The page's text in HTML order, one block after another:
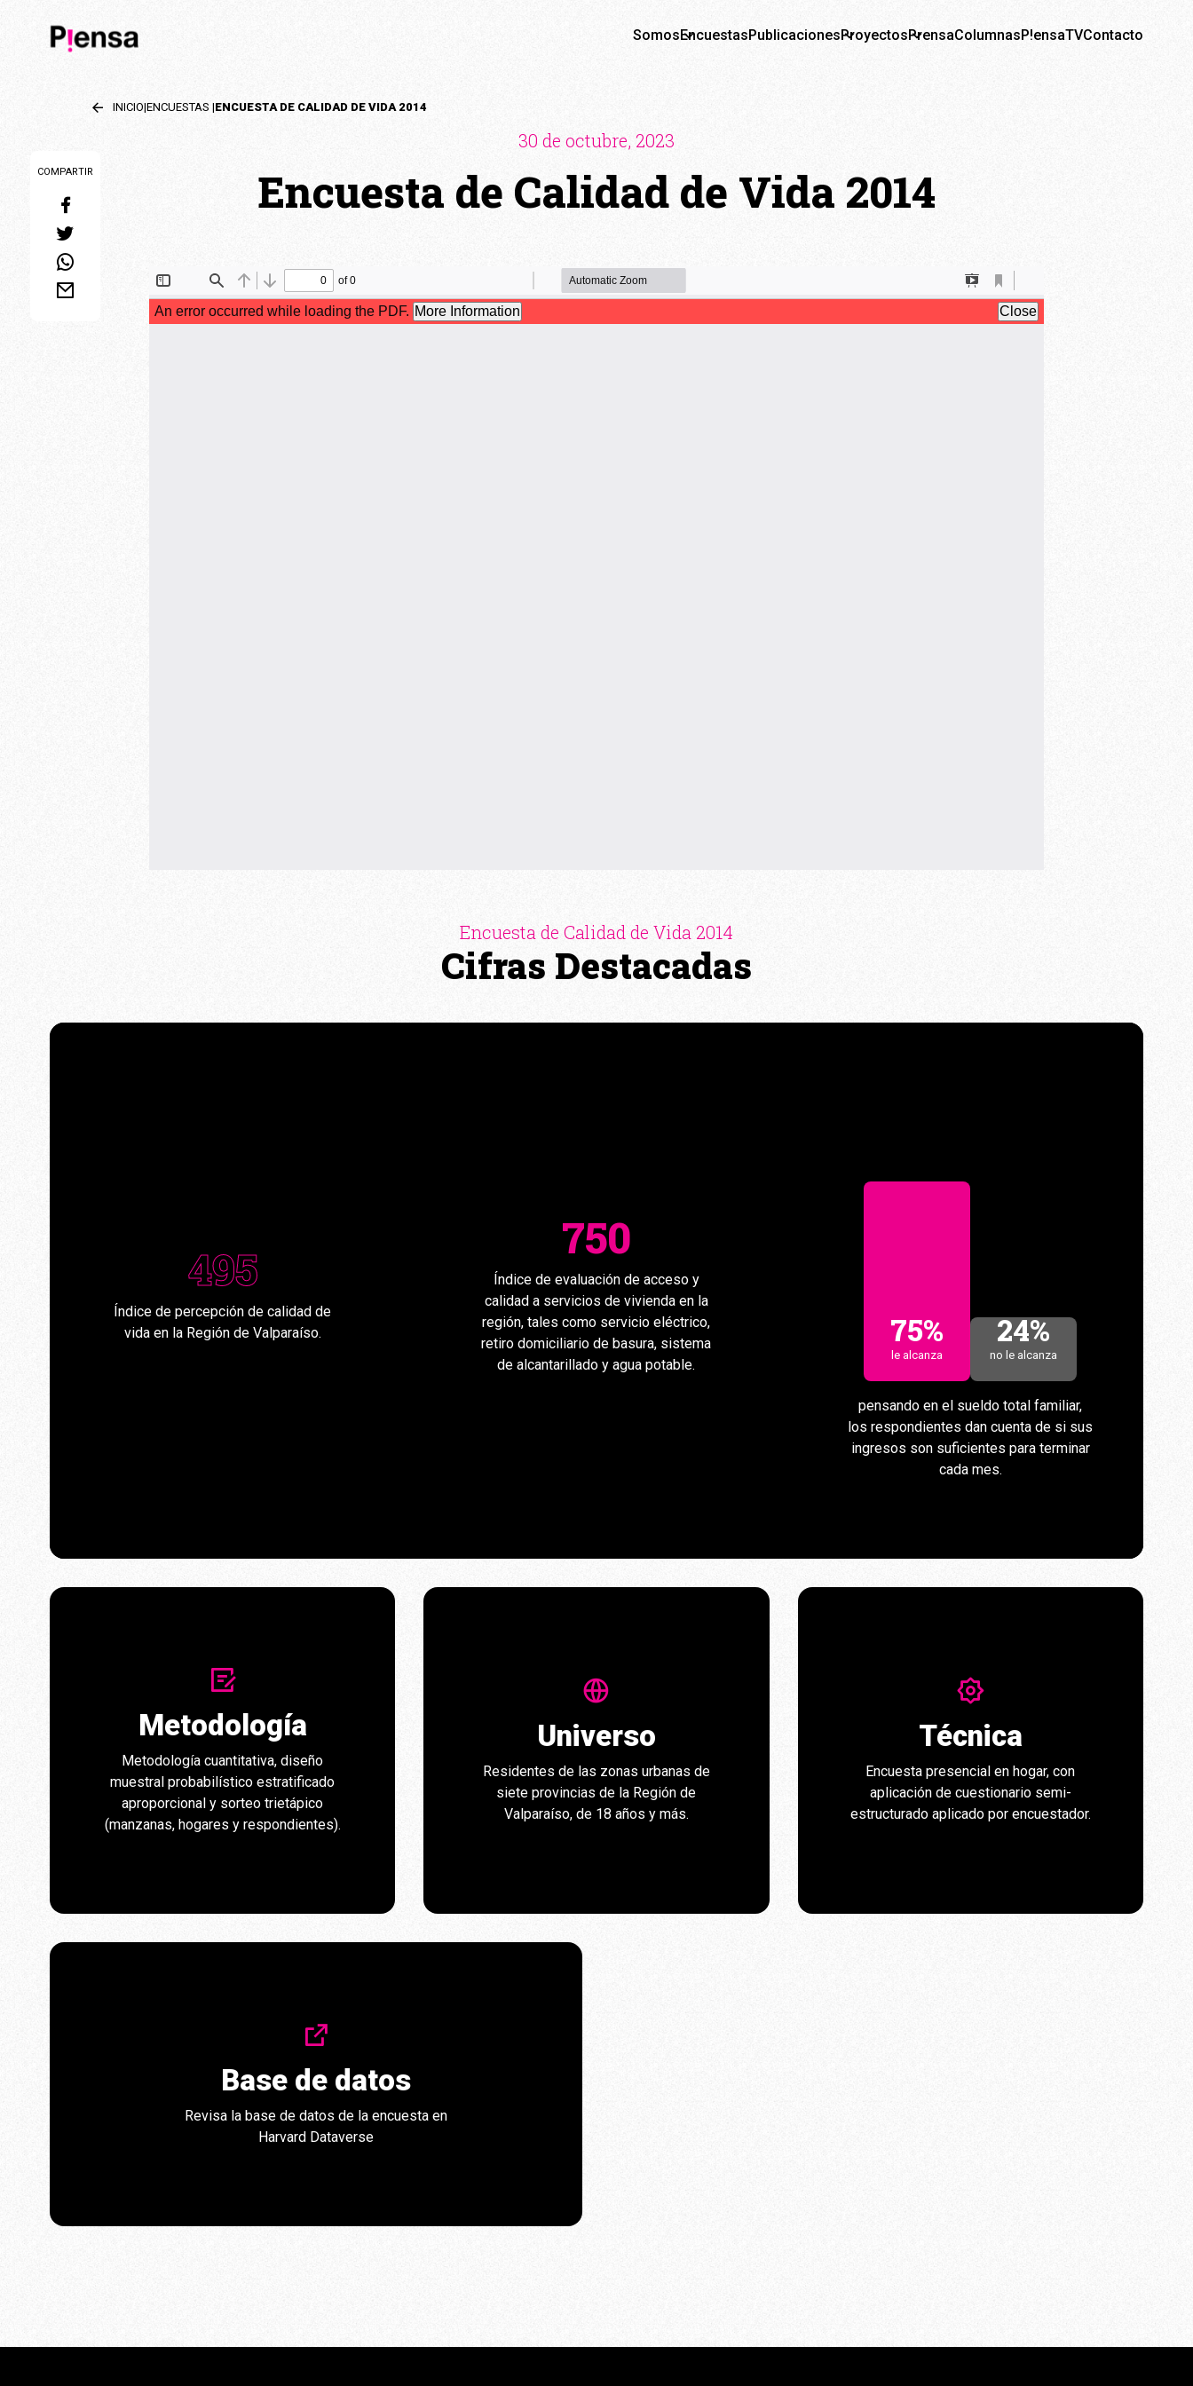
SomosEncuestasPublicacionesProyectosPrensaColumnasP!ensaTVContacto
INICIO|ENCUESTAS |ENCUESTA DE CALIDAD DE VIDA 2014
COMPARTIR
30 de octubre, 2023
Encuesta de Calidad de Vida 2014
Encuesta de Calidad de Vida 2014
Cifras Destacadas
495
Índice de percepción de calidad de
vida en la Región de Valparaíso.
750
Índice de evaluación de acceso y
calidad a servicios de vivienda en la
región, tales como servicio eléctrico,
retiro domiciliario de basura, sistema
de alcantarillado y agua potable.
75%
le alcanza
24%
no le alcanza
pensando en el sueldo total familiar,
los respondientes dan cuenta de si sus
ingresos son suficientes para terminar
cada mes.
Metodología
Metodología cuantitativa, diseño
muestral probabilístico estratificado
aproporcional y sorteo trietápico
(manzanas, hogares y respondientes).
Universo
Residentes de las zonas urbanas de
siete provincias de la Región de
Valparaíso, de 18 años y más.
Técnica
Encuesta presencial en hogar, con
aplicación de cuestionario semi-
estructurado aplicado por encuestador.
Base de datos
Revisa la base de datos de la encuesta en
Harvard Dataverse